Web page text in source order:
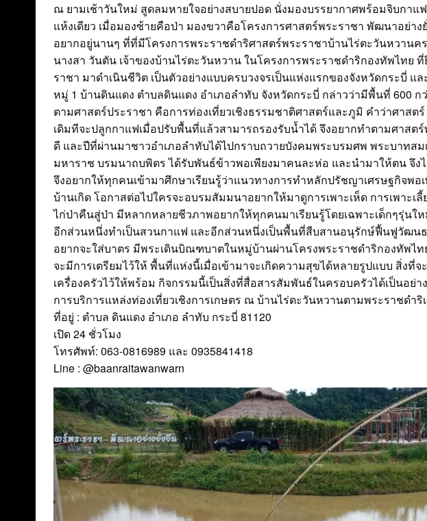
ณ ยามเช้าวันใหม่ สูดลมหายใจอย่างสบายปอด นั่งมองบรรยากาศพร้อมจิบก
แห้งเดียว เมื่อมองซ้ายคือป่า มองขวาคือโครงการศาสตร์พระราชา พัฒนาอย่าง
อยากอยู่นานๆ ที่ที่มีโครงการพระราชดำริศาสตร์พระราชาบ้านไร่ตะวันหวานค
นางสา วันตัน เจ้าของบ้านไร่ตะวันหวาน ในโครงการพระราชดำริกองทัพไทย
ราชา มาดำเนินชีวิต เป็นตัวอย่างแบบครบวงจรเป็นแห่งแรกของจังหวัดกระบี่
หมู่ 1 บ้านดินแดง ตำบลดินแดง อำเภอลำทับ จังหวัดกระบี่ กล่าวว่ามีพื้นที่ 600 ก
ตามศาสตร์ประราชา คือการท่องเที่ยวเชิงธรรมชาติศาสตร์และภูมิ คำว่าศาส
เดิมทีจะปลูกกาแฟเมื่อปรับพื้นที่แล้วสามารถรองรับน้ำได้ จึงอยากทำตามศาส
ดี และปีที่ผ่านมาชาวอำเภอลำทับได้ไปกราบถวายบังคมพระบรมศพ พระบาทส
มหาราช บรมนาถบพิตร ได้รับพันธ์ข้าวพอเพียงมาคนละห่อ และนำมาให้ตน จึง
จึงอยากให้ทุกคนเข้ามาศึกษาเรียนรู้ว่าแนวทางการทำหลักปรัชญาเศรษฐกิจพอ
บ้านเกิด โอกาสต่อไปใครจะอบรมสัมมนาอยากให้มาดูการเพาะเห็ด การเพาะเ
ไก่ป่าคืนสู่ป่า มีหลากหลายชีวภาพอยากให้ทุกคนมาเรียนรู้โดยเฉพาะเด็กๆรุ่น
อีกส่วนหนึ่งทำเป็นสวนกาแฟ และอีกส่วนหนึ่งเป็นพื้นที่สืบสานอนุรักษ์ฟื้นฟูวัฒน
อยากจะใส่บาตร มีพระเดินบิณฑบาตในหมู่บ้านผ่านโครงพระราชดำริกองทัพไ
จะมีการเตรียมไว้ให้ พื้นที่แห่งนี้เมื่อเข้ามาจะเกิดความสุขได้หลายรูปแบบ สิ่ง
เครื่องครัวไว้ให้พร้อม กิจกรรมนี้เป็นสิ่งที่สื่อสารสัมพันธ์ในครอบครัวได้เป็นอย่า
การบริการแหล่งท่องเที่ยวเชิงการเกษตร ณ บ้านไร่ตะวันหวานตามพระราชดำริ
ที่อยู่ : ตำบล ดินแดง อำเภอ ลำทับ กระบี่ 81120
เปิด 24 ชั่วโมง
โทรศัพท์: 063-0816989 และ 0935841418
Line : @baanraitawanwarn